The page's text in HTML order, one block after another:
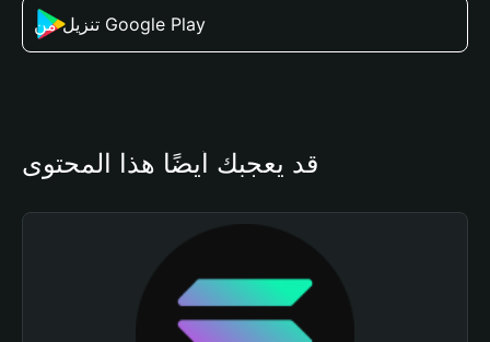
تنزيل من Google Play
قد يعجبك أيضًا هذا المحتوى